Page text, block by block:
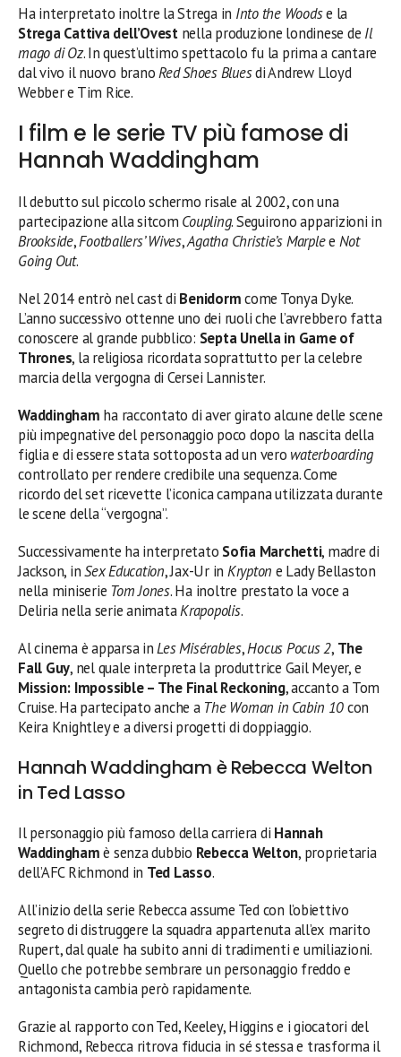
Ha interpretato inoltre la Strega in Into the Woodse la
Strega Cattiva dell’Ovestnella produzione londinese de Il
mago di Oz. In quest’ultimo spettacolo fu la prima a cantare
dal vivo il nuovo branoRed Shoes Bluesdi Andrew Lloyd
Webber e Tim Rice.
I film e le serie TV più famose di
Hannah Waddingham
Il debutto sul piccolo schermo risale al 2002, con una
partecipazione alla sitcom Coupling. Seguirono apparizioni in
Brookside,Footballers’ Wives,Agatha Christie’s Marplee Not
Going Out.
Nel 2014 entrò nel cast di Benidormcome Tonya Dyke.
L’anno successivo ottenne uno dei ruoli che l’avrebbero fatta
conoscere al grande pubblico: Septa Unella in Game of
Thrones, la religiosa ricordata soprattutto per la celebre
marcia della vergogna di Cersei Lannister.
Waddingham ha raccontato di aver girato alcune delle scene
più impegnative del personaggio poco dopo la nascita della
figlia e di essere stata sottoposta ad un vero waterboarding
controllato per rendere credibile una sequenza. Come
ricordo del set ricevette l’iconica campana utilizzata durante
le scene della “vergogna”.
Successivamente ha interpretato Sofia Marchetti, madre di
Jackson, inSex Education, Jax-Ur in Krypton e Lady Bellaston
nella miniserie Tom Jones. Ha inoltre prestato la voce a
Deliria nella serie animataKrapopolis.
Al cinema è apparsa inLes Misérables,Hocus Pocus 2, The
Fall Guy, nel quale interpreta la produttrice Gail Meyer, e
Mission: Impossible – The Final Reckoning, accanto a Tom
Cruise. Ha partecipato anche a The Woman in Cabin 10con
Keira Knightley e a diversi progetti di doppiaggio.
Hannah Waddingham è Rebecca Welton
in Ted Lasso
Il personaggio più famoso della carriera di Hannah
Waddinghamè senza dubbio Rebecca Welton, proprietaria
dell’AFC Richmond in Ted Lasso.
All’inizio della serie Rebecca assume Ted con l’obiettivo
segreto di distruggere la squadra appartenuta all’ex marito
Rupert, dal quale ha subito anni di tradimenti e umiliazioni.
Quello che potrebbe sembrare un personaggio freddo e
antagonista cambia però rapidamente.
Grazie al rapporto con Ted, Keeley, Higgins e i giocatori del
Richmond, Rebecca ritrova fiducia in sé stessa e trasforma il